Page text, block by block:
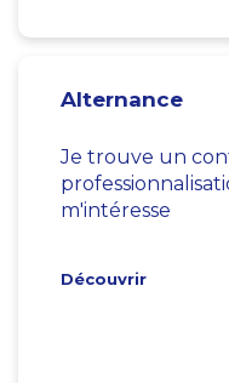
Alternance
Je trouve un
m'intéresse
Découvrir